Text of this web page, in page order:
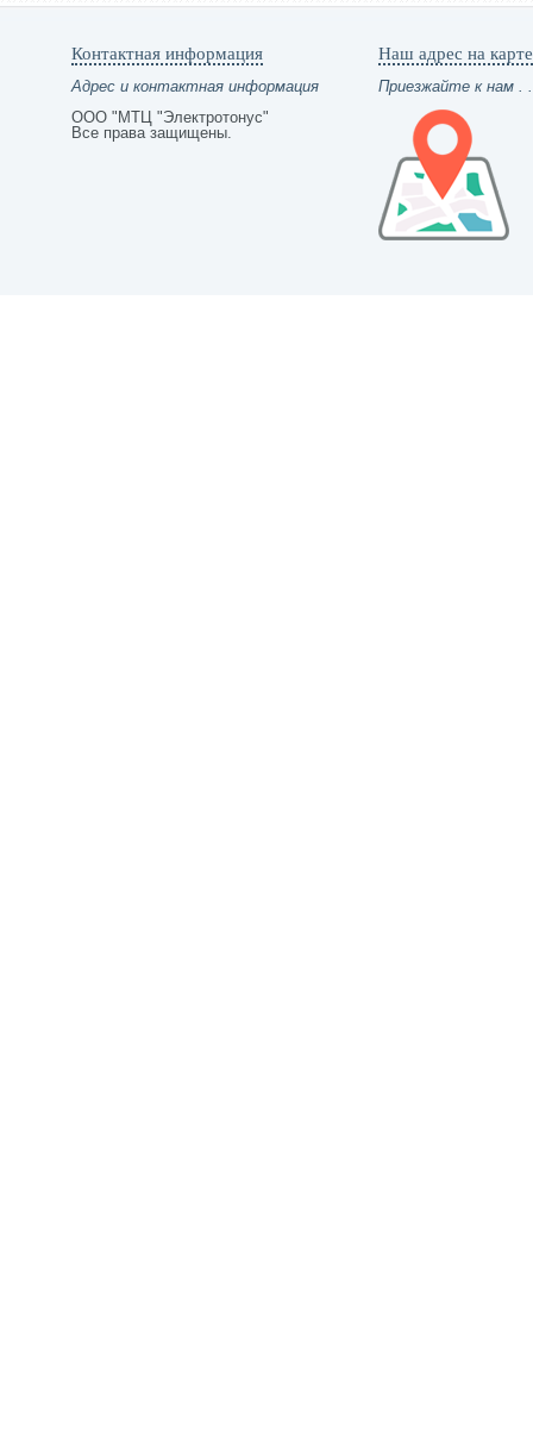
Контактная информация
Адрес и контактная информация
ООО "МТЦ "Электротонус"
Все права защищены.
Наш адрес на карте
Приезжайте к нам .